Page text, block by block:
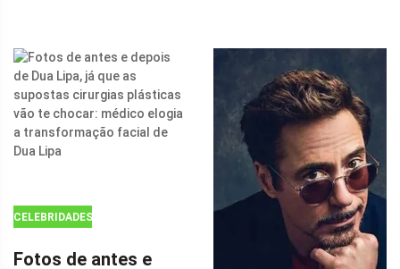
DA DC EM 'THE
FLASH' COM
SEU FILME DE
AÇÃO DE $ 100
MILHÕES POR
CELEBRIDADES
Fotos de antes e